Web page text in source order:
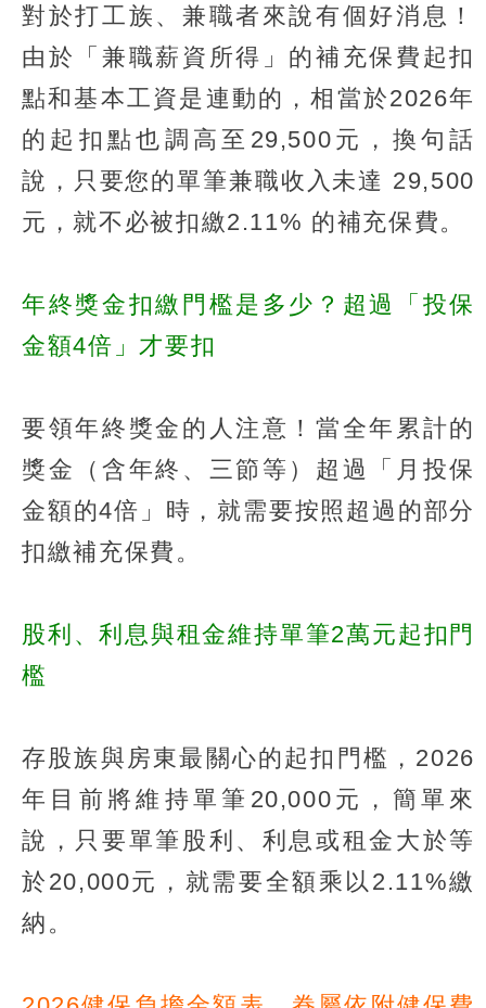
對於打工族、兼職者來說有個好消息！
由於「兼職薪資所得」的補充保費起扣
點和基本工資是連動的，相當於2026年
的起扣點也調高至29,500元，換句話
說，只要您的單筆兼職收入未達 29,500
元，就不必被扣繳2.11% 的補充保費。
年終獎金扣繳門檻是多少？超過「投保
金額4倍」才要扣
要領年終獎金的人注意！當全年累計的
獎金（含年終、三節等）超過「月投保
金額的4倍」時，就需要按照超過的部分
扣繳補充保費。
股利、利息與租金維持單筆2萬元起扣門
檻
存股族與房東最關心的起扣門檻，2026
年目前將維持單筆20,000元，簡單來
說，只要單筆股利、利息或租金大於等
於20,000元，就需要全額乘以2.11%繳
納。